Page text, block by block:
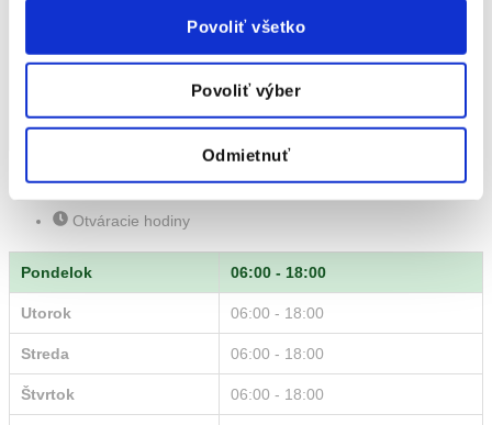
Povoliť všetko
Povoliť výber
Odmietnuť
Galéria
Otváracie hodiny
Pondelok 06:00 - 18:00
Utorok 06:00 - 18:00
Streda 06:00 - 18:00
Štvrtok 06:00 - 18:00